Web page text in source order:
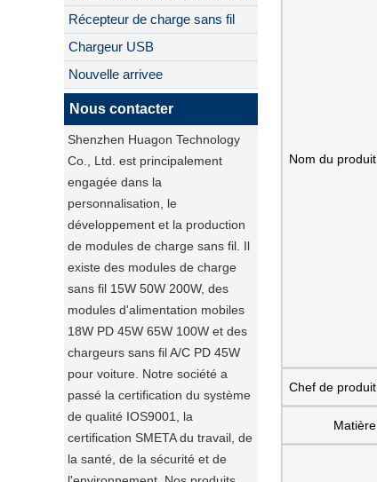
Récepteur de charge sans fil
Chargeur USB
Nouvelle arrivee
Nous contacter
Shenzhen Huagon Technology
Co., Ltd. est principalement
engagée dans la
personnalisation, le
développement et la production
de modules de charge sans fil. Il
existe des modules de charge
sans fil 15W 50W 200W, des
modules d'alimentation mobiles
18W PD 45W 65W 100W et des
chargeurs sans fil A/C PD 45W
pour voiture. Notre société a
passé la certification du système
de qualité IOS9001, la
certification SMETA du travail, de
la santé, de la sécurité et de
Nom du produit
Chef de produit
Matière